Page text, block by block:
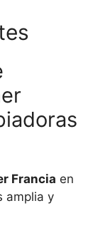
Francia en
amplia y